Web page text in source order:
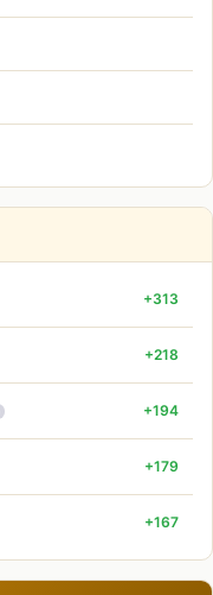
+313
+218
+194
+179
+167